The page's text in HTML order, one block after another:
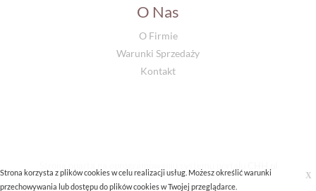
O Nas
O Firmie
Warunki Sprzedaży
Kontakt
Strona korzysta z plików cookies w celu realizacji usług. Możesz określić warunki
przechowywania lub dostępu do plików cookies w Twojej przeglądarce.
X